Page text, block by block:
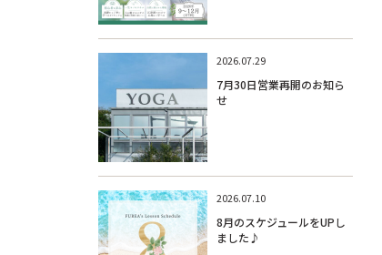
2026.07.29
7月30日営業再開のお知ら
せ
2026.07.10
8月のスケジュールをUPし
ました♪